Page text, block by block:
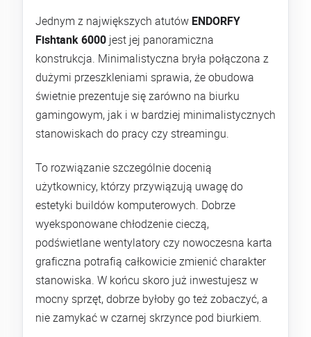
Jednym z największych atutów ENDORFY
Fishtank 6000 jest jej panoramiczna
konstrukcja. Minimalistyczna bryła połączona z
dużymi przeszkleniami sprawia, że obudowa
świetnie prezentuje się zarówno na biurku
gamingowym, jak i w bardziej minimalistycznych
stanowiskach do pracy czy streamingu.
To rozwiązanie szczególnie docenią
użytkownicy, którzy przywiązują uwagę do
estetyki buildów komputerowych. Dobrze
wyeksponowane chłodzenie cieczą,
podświetlane wentylatory czy nowoczesna karta
graficzna potrafią całkowicie zmienić charakter
stanowiska. W końcu skoro już inwestujesz w
mocny sprzęt, dobrze byłoby go też zobaczyć, a
nie zamykać w czarnej skrzynce pod biurkiem.